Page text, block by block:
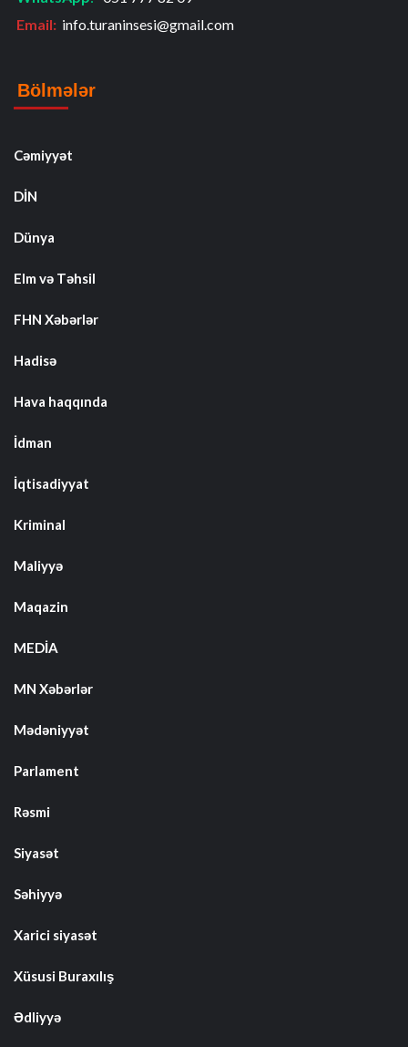
Email: info.turaninsesi@gmail.com
Bölmələr
Cəmiyyət
DİN
Dünya
Elm və Təhsil
FHN Xəbərlər
Hadisə
Hava haqqında
İdman
İqtisadiyyat
Kriminal
Maliyyə
Maqazin
MEDİA
MN Xəbərlər
Mədəniyyət
Parlament
Rəsmi
Siyasət
Səhiyyə
Xarici siyasət
Xüsusi Buraxılış
Ədliyyə